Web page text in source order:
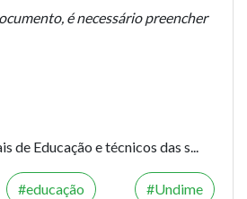
é necessário preencher
de Educação e técnicos das s...
educação Undime